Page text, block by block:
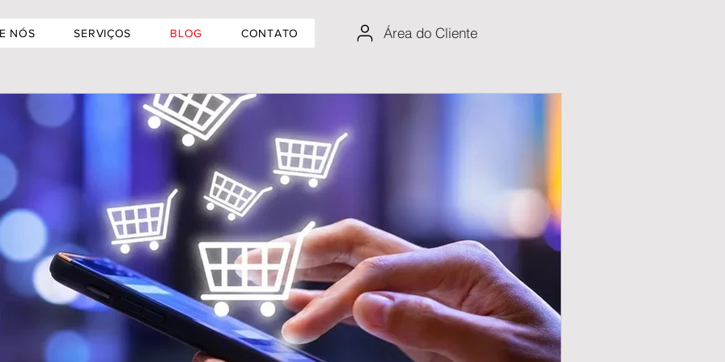
NÓS SERVIÇOS BLOG CONTATO Área do Cliente